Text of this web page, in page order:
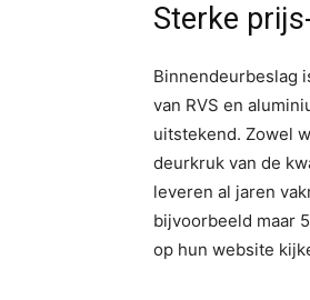
Sterke
Binnendeurbeslag
van RVS en
uitstekend. Zowel
deurkruk van de
leveren al jaren
bijvoorbeeld maar
op hun website